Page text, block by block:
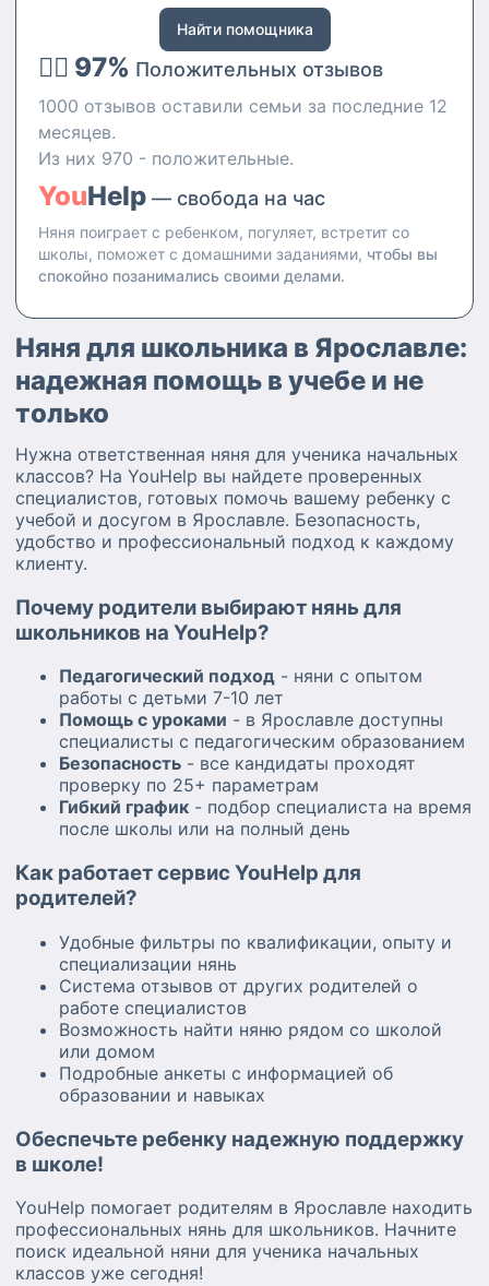
же школьными заданиями
(ведь сама помогала младшей
сестре во время учебного
профессии знаю как растет
признаки болезни. Умею
смеси, как из разводить, объем
и количество приемов пищи,
сроки и прикормы.
Найти помощника
👍🏻 97% Положительных отзывов
1000 отзывов оставили семьи за последние 12
месяцев.
Из них 970 - положительные.
YouHelp — свобода на час
Няня поиграет с ребенком, погуляет, встретит со
школы, поможет с домашними заданиями, чтобы вы
спокойно позанимались своими делами.
Няня для школьника в Ярославле:
надежная помощь в учебе и не
только
Нужна ответственная няня для ученика начальных
классов? На YouHelp вы найдете проверенных
специалистов, готовых помочь вашему ребенку с
учебой и досугом в Ярославле. Безопасность,
удобство и профессиональный подход к каждому
клиенту.
Почему родители выбирают нянь для
школьников на YouHelp?
Педагогический подход - няни с опытом
работы с детьми 7-10 лет
Помощь с уроками - в Ярославле доступны
специалисты с педагогическим образованием
Безопасность - все кандидаты проходят
проверку по 25+ параметрам
Гибкий график - подбор специалиста на время
после школы или на полный день
Как работает сервис YouHelp для
родителей?
Удобные фильтры по квалификации, опыту и
специализации нянь
Система отзывов от других родителей о
работе специалистов
Возможность найти няню рядом со школой
или домом
Подробные анкеты с информацией об
образовании и навыках
Обеспечьте ребенку надежную поддержку
в школе!
YouHelp помогает родителям в Ярославле находить
профессиональных нянь для школьников. Начните
поиск идеальной няни для ученика начальных
классов уже сегодня!